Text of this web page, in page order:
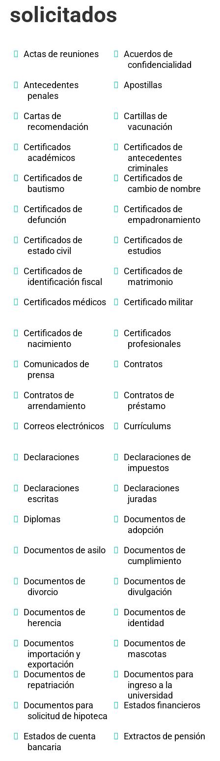
solicitados
Actas de reuniones
Acuerdos de
confidencialidad
Antecedentes
penales
Apostillas
Cartas de
recomendación
Cartillas de
vacunación
Certificados
académicos
Certificados de
antecedentes
criminales
Certificados de
bautismo
Certificados de
cambio de nombre
Certificados de
defunción
Certificados de
empadronamiento
Certificados de
estado civil
Certificados de
estudios
Certificados de
identificación fiscal
Certificados de
matrimonio
Certificados médicos
Certificado militar
Certificados de
nacimiento
Certificados
profesionales
Comunicados de
prensa
Contratos
Contratos de
arrendamiento
Contratos de
préstamo
Correos electrónicos
Currículums
Declaraciones
Declaraciones de
impuestos
Declaraciones
escritas
Declaraciones
juradas
Diplomas
Documentos de
adopción
Documentos de asilo
Documentos de
cumplimiento
Documentos de
divorcio
Documentos de
divulgación
Documentos de
herencia
Documentos de
identidad
Documentos
importación y
exportación
Documentos de
mascotas
Documentos de
repatriación
Documentos para
ingreso a la
universidad
Documentos para
solicitud de hipoteca
Estados financieros
Estados de cuenta
bancaria
Extractos de pensión